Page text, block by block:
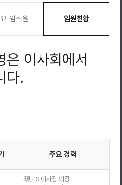
임직원 임원현황
은 이사회에서
다.
주요 경력
· 現 LS 이사장 의장